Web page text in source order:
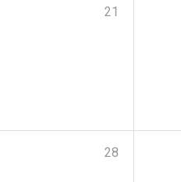
21
28